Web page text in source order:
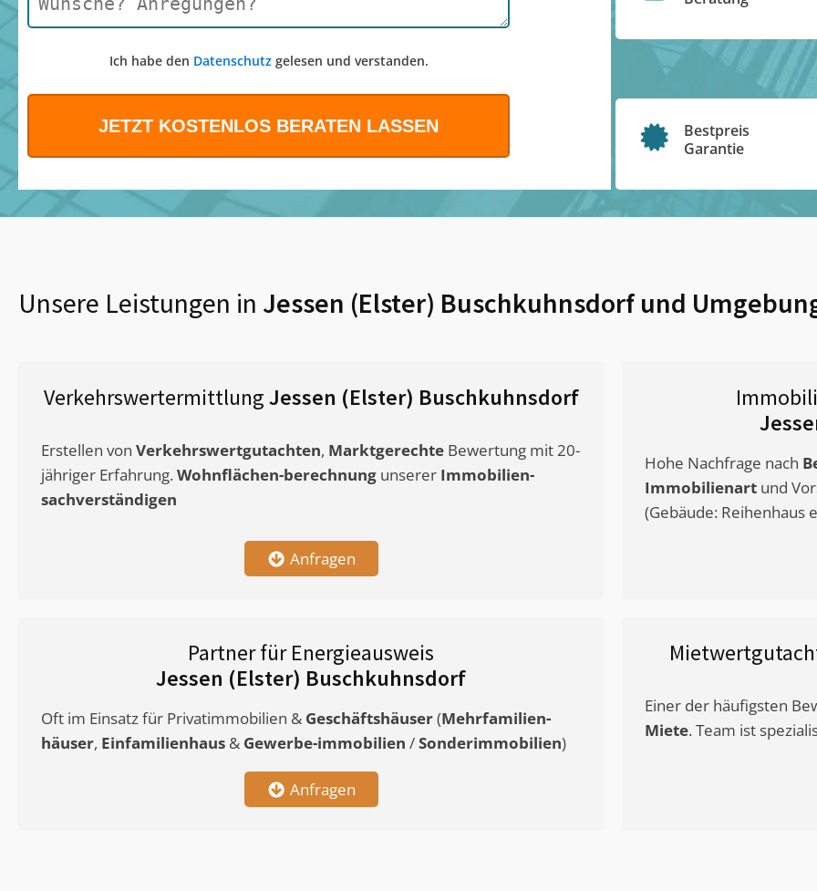
Ich habe den Datenschutzgelesen und verstanden.
Bestpreis
Garantie
Unsere Leistungen in Jessen (Elster) Buschkuhnsdorfund
VerkehrswertermittlungJessen (Elster) Buschkuhnsdorf
Erstellen von Verkehrswertgutachten, Marktgerechte Bewertung mit 20-
jähriger Erfahrung. Wohnflächen-berechnung unserer Immobilien-
sachverständigen
Anfragen
Hohe Nachfrage nach
Immobilienart und
(Gebäude: Reihenhaus
Partner für Energieausweis
Jessen (Elster) Buschkuhnsdorf
Oft im Einsatz für Privatimmobilien & Geschäftshäuser(Mehrfamilien-
häuser, Einfamilienhaus & Gewerbe-immobilien /Sonderimmobilien)
Anfragen
Einer der häufigsten
Miete. Team ist